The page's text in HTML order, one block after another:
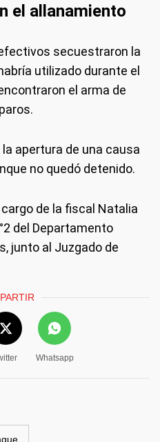
el allanamiento
secuestraron la
utilizado durante el
el arma de
apertura de una causa
no quedó detenido.
de la fiscal Natalia
del Departamento
junto al Juzgado de
Whatsapp